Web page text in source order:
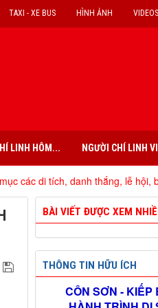
VIDEOS
HÌNH ẢNH
TAXI - XE BUS
LINH HÔM... NGƯỜI CHÍ LINH
danh thắng, lễ hội, bảo vật
BÀI VIẾT ĐƯỢC XEM
THÔNG TIN HỮU ÍCH
CÔN SƠN - KIẾP